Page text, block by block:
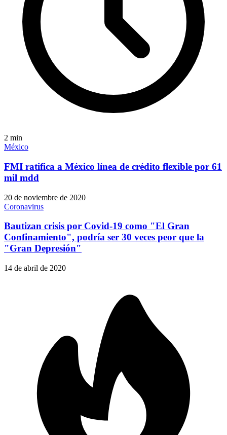
2 min
México
FMI ratifica a México línea de crédito flexible por 61
mil mdd
20 de noviembre de 2020
Coronavirus
Bautizan crisis por Covid-19 como "El Gran
Confinamiento", podría ser 30 veces peor que la
"Gran Depresión"
14 de abril de 2020